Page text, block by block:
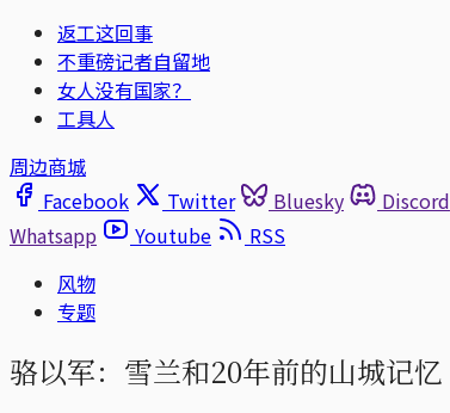
返工这回事
不重磅记者自留地
女人没有国家？
工具人
周边商城
Facebook
Twitter Bluesky Discord
Whatsapp
Youtube
RSS
风物
专题
骆以军：雪兰和20年前的山城记忆